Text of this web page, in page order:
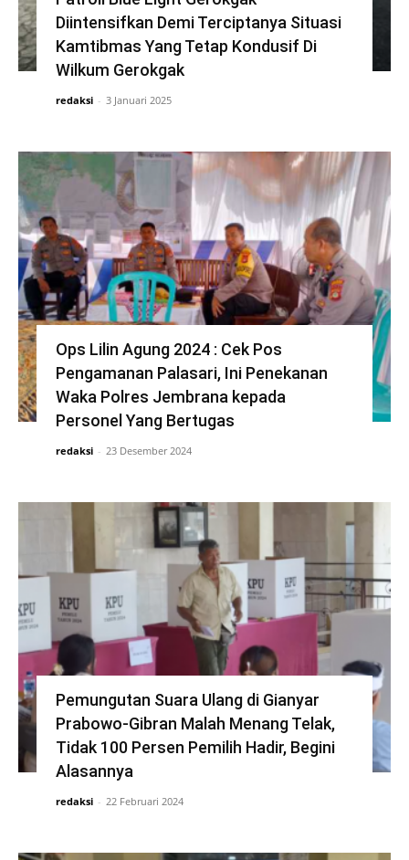
Diintensifkan Demi Terciptanya Situasi
Kamtibmas Yang Tetap Kondusif Di
Wilkum Gerokgak
redaksi - 3 Januari 2025
Ops Lilin Agung 2024 : Cek Pos
Pengamanan Palasari, Ini Penekanan
Waka Polres Jembrana kepada
Personel Yang Bertugas
redaksi - 23 Desember 2024
Pemungutan Suara Ulang di Gianyar
Prabowo-Gibran Malah Menang Telak,
Tidak 100 Persen Pemilih Hadir, Begini
Alasannya
redaksi - 22 Februari 2024